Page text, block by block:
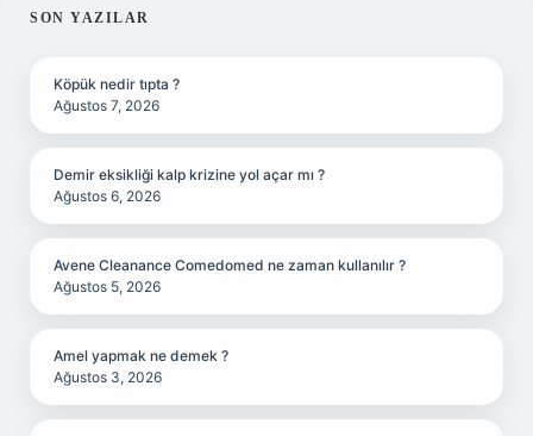
SIDEBAR
SON YAZILAR
Köpük nedir tıpta ?
Ağustos 7, 2026
Demir eksikliği kalp krizine yol açar mı ?
Ağustos 6, 2026
Avene Cleanance Comedomed ne zaman kullanılır ?
Ağustos 5, 2026
Amel yapmak ne demek ?
Ağustos 3, 2026